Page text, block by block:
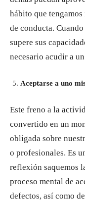
hábito que
de conducta.
supere sus
necesario acudir a
Aceptarse a uno
Este freno a la
convertido en un
obligada sobre
o profesionales. Es
reflexión saquemos
proceso mental de
defectos, así como